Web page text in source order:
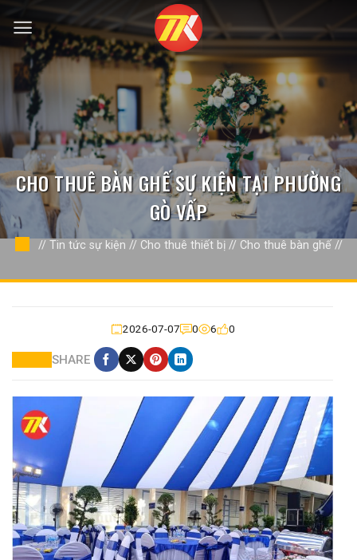
qua
nội
dung
CHO THUÊ BÀN GHẾ SỰ KIỆN TẠI PHƯỜNG
GÒ VẤP
// Tin tức sự kiện // Cho thuê thiết bị// Cho thuê bàn ghế//
2026-07-07 0 6 0
SHARE